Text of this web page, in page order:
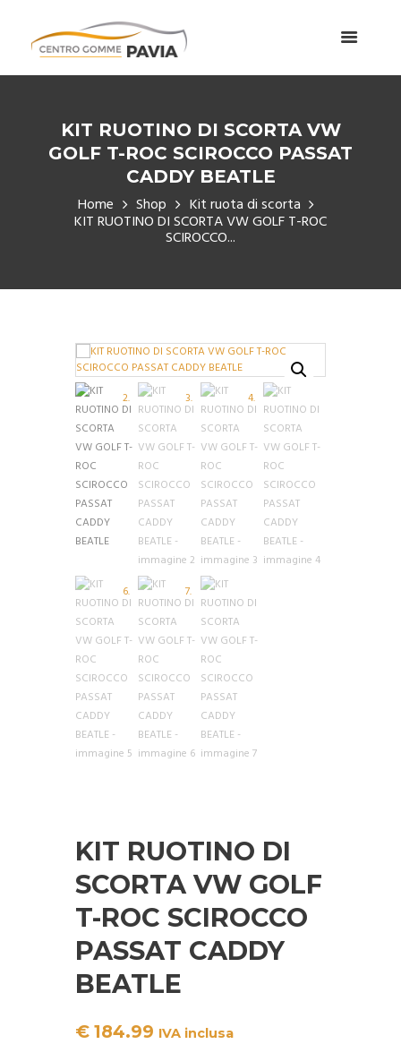
KIT RUOTINO DI SCORTA VW
GOLF T-ROC SCIROCCO PASSAT
CADDY BEATLE
Home Shop Kit ruota di scorta
KIT RUOTINO DI SCORTA VW GOLF T-ROC
SCIROCCO...
KIT RUOTINO DI
SCORTA VW GOLF
T-ROC SCIROCCO
PASSAT CADDY
BEATLE
€ 184.99 IVA inclusa